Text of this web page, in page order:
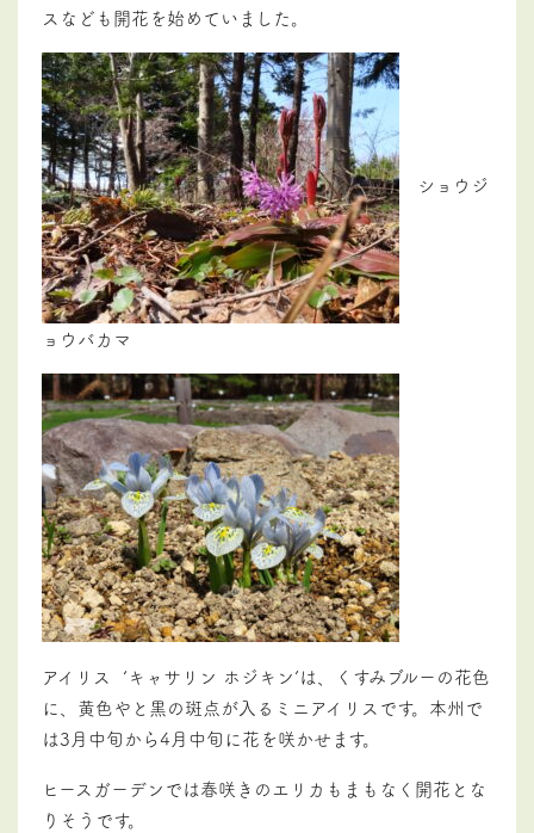
スなども開花を始めていました。
ショウジ
ョウバカマ
アイリス ‘キャサリン ホジキン’は、
くすみブルーの花色
に、黄色やと黒の斑点が入るミニアイリスです。本州で
は3月中旬から4月中旬に花を咲かせます。
ヒースガーデンでは春咲きのエリカもまもなく開花とな
りそうです。